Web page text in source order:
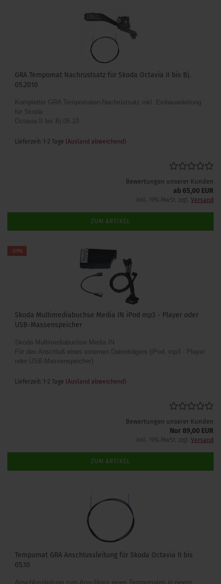
GRA Tempomat Nachrüstsatz für Skoda Octavia II bis Bj.
05.2010
Kompletter GRA Tempomaten-Nachrüstsatz inkl. Einbauanleitung
für Skoda
Octavia II bis Bj.05.10
Lieferzeit: 1-2 Tage (Ausland abweichend)
Bewertungen unserer Kunden
ab 65,00 EUR
inkl. 19% MwSt. zzgl. Versand
ZUM ARTIKEL
-31%
Skoda Multimediabuchse Media IN iPod mp3 - Player oder
USB-Massenspeicher
Skoda Multimediabuchse Media IN
Für den Anschluß eines externen Datenträgers (iPod, mp3 - Player
oder USB-Massenspeicher)
Lieferzeit: 1-2 Tage (Ausland abweichend)
Bewertungen unserer Kunden
Nur 89,00 EUR
inkl. 19% MwSt. zzgl. Versand
ZUM ARTIKEL
Tempomat GRA Anschlussleitung für Skoda Octavia II bis
05.10
Anschlussleitung zum Anschluss eines Tempomaten in einem